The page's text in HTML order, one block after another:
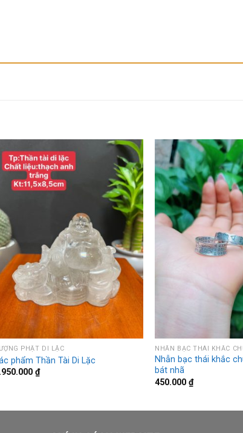
PHẬT DI LẶC
phẩm Thần Tài Di Lặc
₫
NHẪN BẠC THÁI KHẮC
Nhẫn bạc thái khắc
bát nhã
450.000₫